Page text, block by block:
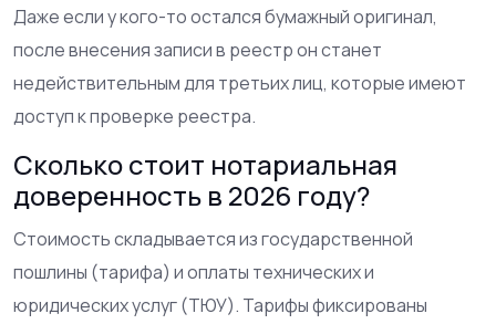
Даже если у кого-то остался бумажный оригинал,
после внесения записи в реестр он станет
недействительным для третьих лиц, которые имеют
доступ к проверке реестра.
Сколько стоит нотариальная
доверенность в 2026 году?
Стоимость складывается из государственной
пошлины (тарифа) и оплаты технических и
юридических услуг (ТЮУ). Тарифы фиксированы